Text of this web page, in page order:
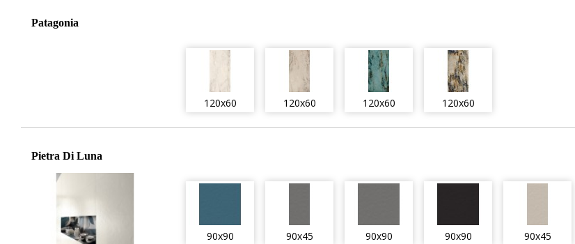
Patagonia
120x60 120x60 120x60 120x60
Pietra Di Luna
90x90 90x45 90x90 90x90 90x45